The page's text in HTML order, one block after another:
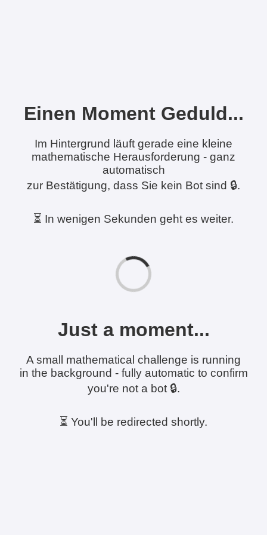
Einen Moment Geduld...
Im Hintergrund läuft gerade eine kleine
mathematische Herausforderung - ganz
automatisch
zur Bestätigung, dass Sie kein Bot sind 🔒.
⏳ In wenigen Sekunden geht es weiter.
Just a moment...
A small mathematical challenge is running
in the background - fully automatic to confirm
you're not a bot 🔒.
⏳ You'll be redirected shortly.